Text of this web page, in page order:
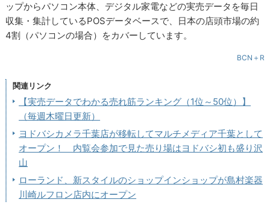
ップからパソコン本体、デジタル家電などの実売データを毎日
収集・集計しているPOSデータベースで、日本の店頭市場の約
4割（パソコンの場合）をカバーしています。
BCN＋R
関連リンク
【実売データでわかる売れ筋ランキング（1位～50位）】
（毎週木曜日更新）
ヨドバシカメラ千葉店が移転してマルチメディア千葉として
オープン！ 内覧会参加で見た売り場はヨドバシ初も盛り沢
山
ローランド、新スタイルのショップインショップが島村楽器
川崎ルフロン店内にオープン